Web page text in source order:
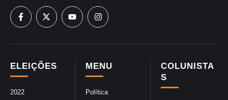
COLUNISTA
S
MENU
Política
ELEIÇÕES
2022